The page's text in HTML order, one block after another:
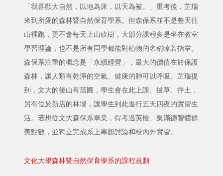
「我喜歡大自然，以地為床，以天為被。」重考後，芷瑞
來到所愛的森林暨自然保育學系。但森保系並不是整天往
山裡跑，更不會每天上山砍樹，大部分課程多是坐在教室
學習理論，也不是所有同學都能對植物的名稱瞭若指掌。
森保系注重的概念是「永續經營」，最大的價值在於保護
森林，讓人類有乾淨的空氣、健康的肺可以呼吸。芷瑞提
到，文大的後山有苗圃，學生會在此上課、拔草、拌土，
另有位於新店的林場，讓學生到此進行五天四夜的實習生
活。若想從文大森保系畢業，得考過英檢、集滿德智體群
美點數，並獨立完成系上專題討論和校內外實習。
文化大學森林暨自然保育學系的課程規劃